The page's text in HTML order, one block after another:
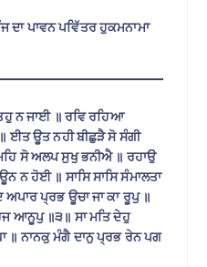
ਦਾ ਪਾਵਨ ਪਵਿੱਤਰ ਹੁਕਮਨਾਮਾ
ਨ ਜਾਈ ॥ ਰਵਿ ਰਹਿਆ
ਊਤ ਨਹੀ ਬੀਛੁੜੈ ਸੋ ਸੰਗੀ
ਸੋ ਅਲਪ ਸੁਖੁ ਭਨੀਐ ॥ ਰਹਾਉ
ਨ ਹੋਈ ॥ ਸਾਸਿ ਸਾਸਿ ਸੰਮਾਲਤਾ
ਪ੍ਰਭ ਊਚਾ ਜਾ ਕਾ ਰੂਪੁ ॥
ਆਨੂਪੁ ॥੩॥ ਸਾ ਮਤਿ ਦੇਹੁ
॥ ਨਾਨਕੁ ਮੰਗੈ ਦਾਨੁ ਪ੍ਰਭ ਰੇਨ ਪਗ